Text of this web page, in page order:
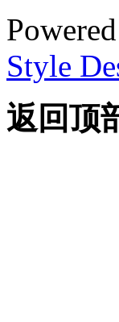
Style
返回顶